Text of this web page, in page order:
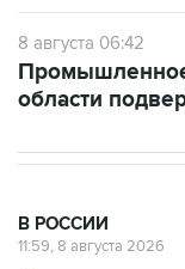
8 августа 06:42
области
В РОССИИ
11:59, 8 августа 2026